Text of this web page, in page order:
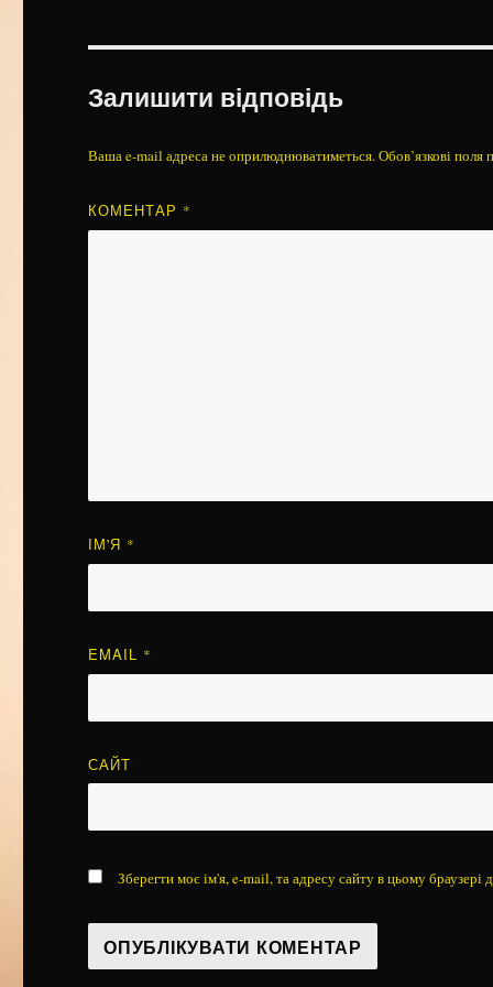
Залишити відповідь
Ваша e-mail адреса не оприлюднюватиметься.Обов’язкові поля
КОМЕНТАР *
ІМ'Я *
EMAIL *
САЙТ
Зберегти моє ім'я, e-mail, та адресу сайту в цьому браузері